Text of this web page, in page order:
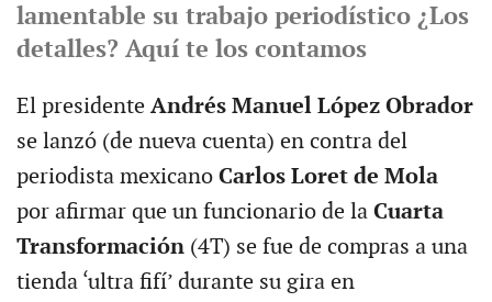
lamentable su trabajo periodístico ¿Los
detalles? Aquí te los contamos
El presidente Andrés Manuel López Obrador
se lanzó (de nueva cuenta) en contra del
periodista mexicanoCarlos Loret de Mola
por afirmar que un funcionario de la Cuarta
Transformación(4T) se fue de compras a una
tienda ‘ultra fifí’ durante su gira en